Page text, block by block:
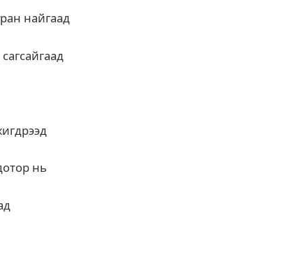
найгаад
нь